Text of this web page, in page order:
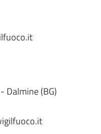
Dalmine (BG)